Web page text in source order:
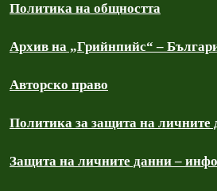
Политика на общността
Архив на „Грийнпийс“ –
Авторско право
Политика за защита на личните
Защита на личните данни –